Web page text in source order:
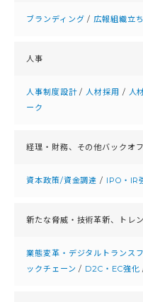
ブランディング /広報組織立
人事
人事制度設計/ 人材採用 / 人
ーク
経理・財務、 その他バックオ
資本政策/資金調達 / IPO・IR
新たな脅威・技術革新、 トレ
業態変革・デジタルトランス
ックチェーン / D2C・EC強化